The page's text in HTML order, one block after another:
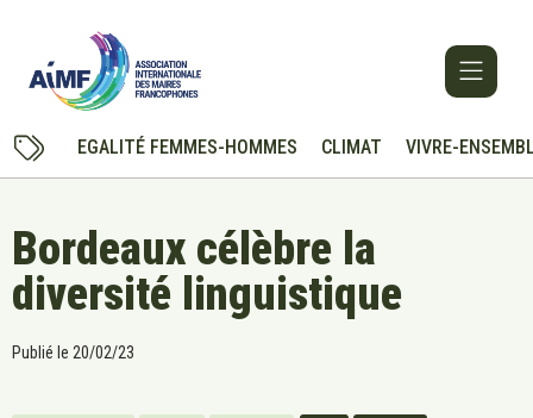
EGALITÉ FEMMES-HOMMES CLIMAT VIVRE-
Bordeaux célèbre la
diversité linguistique
Publié le 20/02/23